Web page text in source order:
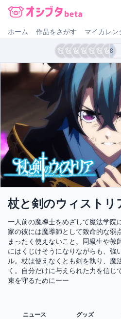
ホーム 作品をさがす マイカレン
8
杖と剣のウィストリ
一人前の魔導士をめざして魔法学院
家の彼には魔導師として致命的な弱
まったく使えないこと。同級生や教
にはくじけそうになりながらも、強
ル。杖は使えなくとも剣を執り、魔
く。自分だけに与えられた力を信じ
束を守るためにーー
ニュース グッズ